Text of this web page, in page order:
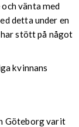
vänta med
detta under en
stött på något
kvinnans
Göteborg varit